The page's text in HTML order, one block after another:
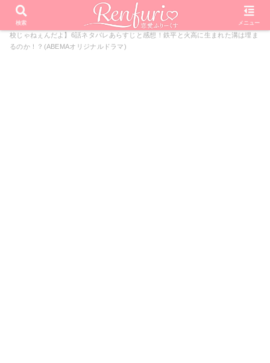
PR
ホーム ドラマ 会社は学校じゃねえんだよ
【会社は学
校じゃねぇんだよ】6話ネタバレあらすじと感想！鉄平と火高に生まれた溝は埋ま
るのか！？(ABEMAオリジナルドラマ)
検索 メニュー